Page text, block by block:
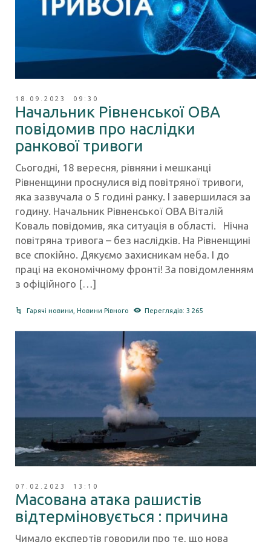
18.09.2023 09:30
Начальник Рівненської ОВА
повідомив про наслідки
ранкової тривоги
Сьогодні, 18 вересня, рівняни і мешканці
Рівненщини проснулися від повітряної тривоги,
яка зазвучала о 5 годині ранку. І завершилася за
годину. Начальник Рівненської ОВА Віталій
Коваль повідомив, яка ситуація в області. Нічна
повітряна тривога – без наслідків. На Рівненщині
все спокійно. Дякуємо захисникам неба. І до
праці на економічному фронті! За повідомленням
з офіційного […]
Гарячі новини ,Новини Рівного Переглядів: 3 265
07.02.2023 13:10
Масована атака рашистів
відтерміновується : причина
Чимало експертів говорили про те, що нова